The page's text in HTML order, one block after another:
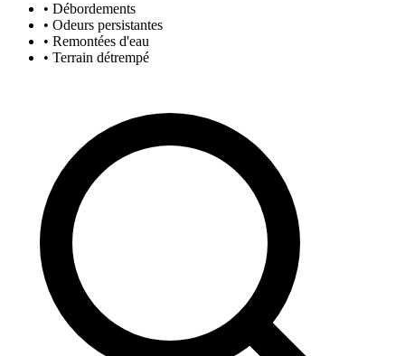
• Débordements
• Odeurs persistantes
• Remontées d'eau
• Terrain détrempé